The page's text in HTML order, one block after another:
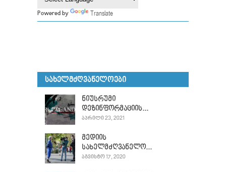
Powered by Translate
ᲡᲐᲮᲔᲚᲛᲫᲦᲕᲐᲜᲔᲚᲝᲔᲑᲘ
ნიუსრუმი
დეზინფორმაციის...
ᲐᲞᲠᲘᲚᲘ 23, 2021
მედიის
სახელმძღვანელო...
ᲐᲒᲕᲘᲡᲢᲝ 17, 2020